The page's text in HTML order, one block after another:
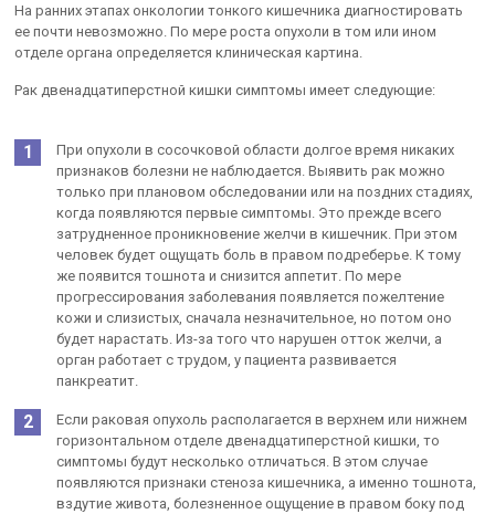
На ранних этапах онкологии тонкого кишечника диагностировать
ее почти невозможно. По мере роста опухоли в том или ином
отделе органа определяется клиническая картина.
Рак двенадцатиперстной кишки симптомы имеет следующие:
При опухоли в сосочковой области долгое время никаких
признаков болезни не наблюдается. Выявить рак можно
только при плановом обследовании или на поздних стадиях,
когда появляются первые симптомы. Это прежде всего
затрудненное проникновение желчи в кишечник. При этом
человек будет ощущать боль в правом подреберье. К тому
же появится тошнота и снизится аппетит. По мере
прогрессирования заболевания появляется пожелтение
кожи и слизистых, сначала незначительное, но потом оно
будет нарастать. Из-за того что нарушен отток желчи, а
орган работает с трудом, у пациента развивается
панкреатит.
Если раковая опухоль располагается в верхнем или нижнем
горизонтальном отделе двенадцатиперстной кишки, то
симптомы будут несколько отличаться. В этом случае
появляются признаки стеноза кишечника, а именно тошнота,
вздутие живота, болезненное ощущение в правом боку под